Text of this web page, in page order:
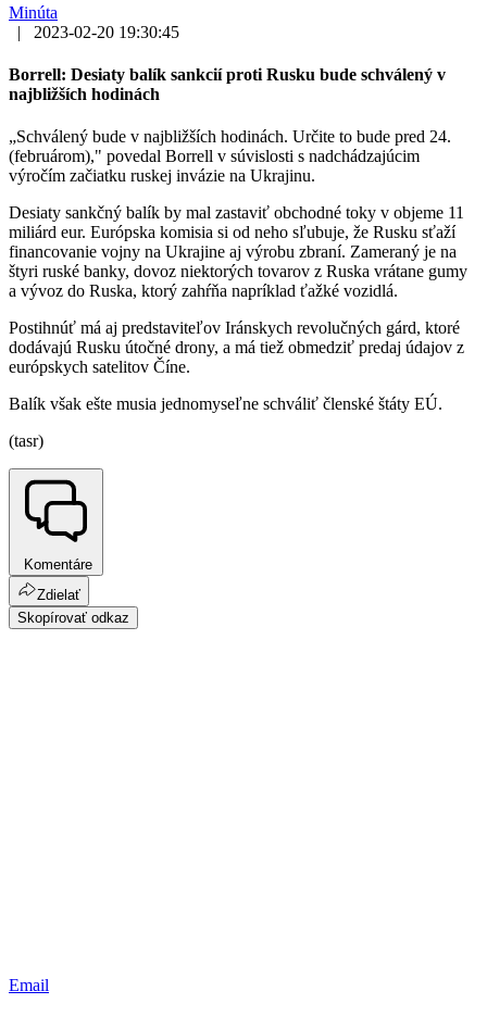
Minúta
|
2023-02-20 19:30:45
Borrell: Desiaty balík sankcií proti Rusku bude schválený v
najbližších hodinách
„Schválený bude v najbližších hodinách. Určite to bude pred 24.
(februárom)," povedal Borrell v súvislosti s nadchádzajúcim
výročím začiatku ruskej invázie na Ukrajinu.
Desiaty sankčný balík by mal zastaviť obchodné toky v objeme 11
miliárd eur. Európska komisia si od neho sľubuje, že Rusku sťaží
financovanie vojny na Ukrajine aj výrobu zbraní. Zameraný je na
štyri ruské banky, dovoz niektorých tovarov z Ruska vrátane gumy
a vývoz do Ruska, ktorý zahŕňa napríklad ťažké vozidlá.
Postihnúť má aj predstaviteľov Iránskych revolučných gárd, ktoré
dodávajú Rusku útočné drony, a má tiež obmedziť predaj údajov z
európskych satelitov Číne.
Balík však ešte musia jednomyseľne schváliť členské štáty EÚ.
(tasr)
Komentáre
Zdielať
Skopírovať odkaz
Email